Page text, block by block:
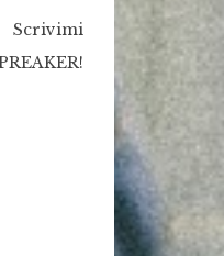
Scrivimi